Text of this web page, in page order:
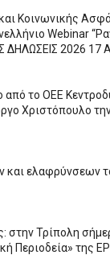
Κοινωνικής
Webinar
2026 17
από το ΟΕΕ
Χριστόπουλο
ελαφρύνσεων
στην Τρίπολη
Περιοδεία» της